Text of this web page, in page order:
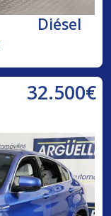
Diésel
32.500€